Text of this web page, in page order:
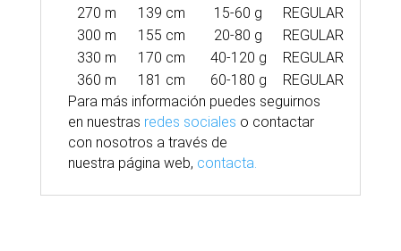
270 m
139 cm 15-60 g
REGULAR
300 m
155 cm 20-80 g
REGULAR
330 m
170 cm 40-120 g
REGULAR
360 m
181 cm 60-180 g
REGULAR
Para más información puedes seguirnos
en nuestras redes sociales o contactar
con nosotros a través de
nuestra página web, contacta.